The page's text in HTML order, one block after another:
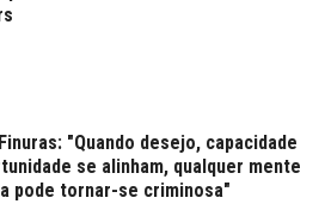
"Quando desejo, capacidade
se alinham, qualquer mente
pode tornar-se criminosa"